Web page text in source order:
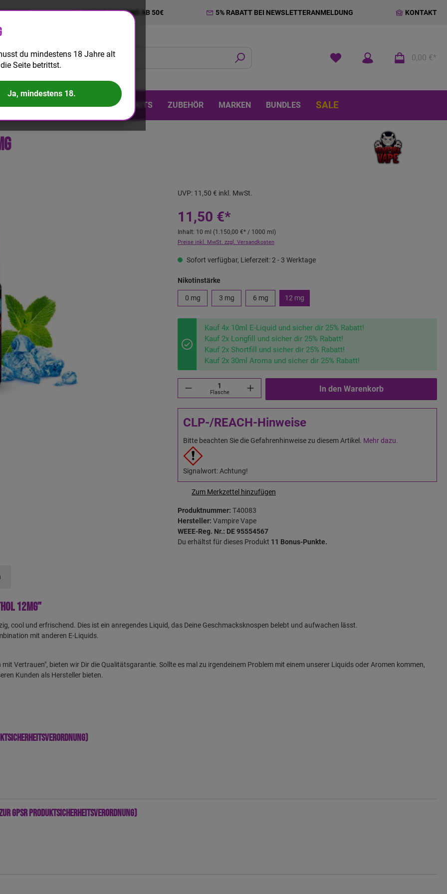
GRATIS VERSAND AB 50€ 5% RABATT BEI NEWSLETTERANMELDUNG KONTAKT
0,00 €*
& DIY EINWEG BIG PUFF KITS ZUBEHÖR MARKEN BUNDLES SALE
UVP: 11,50 € inkl. MwSt.
11,50 €*
Inhalt: 10 ml (1.150,00 €* / 1000 ml)
Preise inkl. MwSt. zzgl. Versandkosten
Sofort verfügbar, Lieferzeit: 2 - 3 Werktage
Nikotinstärke
0 mg 3 mg 6 mg 12 mg
Kauf 4x 10ml E-Liquid und sicher dir 25% Rabatt!
Kauf 2x Longfill und sicher dir 25% Rabatt!
Kauf 2x Shortfill und sicher dir 25% Rabatt!
Kauf 2x 30ml Aroma und sicher dir 25% Rabatt!
Flasche In den Warenkorb
CLP-/REACH-Hinweise
Bitte beachten Sie die Gefahrenhinweise zu diesem Artikel. Mehr dazu.
Signalwort: Achtung!
Zum Merkzettel hinzufügen
Produktnummer: T40083
Hersteller: Vampire Vape
WEEE-Reg. Nr.: DE 95554567
Du erhältst für dieses Produkt 11 Bonus-Punkte.
12mg"
cool und erfrischend. Dies ist ein anregendes Liquid, das Deine Geschmacksknospen belebt und aufwachen lässt.
mit anderen E-Liquids.
Vertrauen", bieten wir Dir die Qualitätsgarantie. Sollte es mal zu irgendeinem Problem mit einem unserer Liquids oder Aromen kommen,
Kunden als Hersteller bieten.
GPSR Produktsicherheitsverordnung)
du mindestens 18 Jahre alt
Seite betrittst.
Ja, mindestens 18.